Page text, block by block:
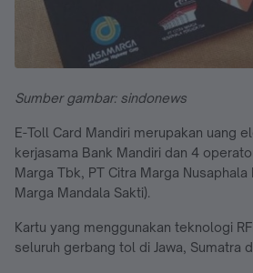
Sumber gambar: sindonews
E-Toll Card Mandiri merupakan uang
kerjasama Bank Mandiri dan 4
Marga Tbk, PT Citra Marga
Marga Mandala Sakti).
Kartu yang menggunakan teknologi
seluruh gerbang tol di Jawa, Sumatra